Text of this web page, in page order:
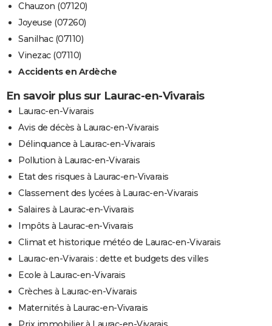
Chauzon (07120)
Joyeuse (07260)
Sanilhac (07110)
Vinezac (07110)
Accidents en Ardèche
En savoir plus sur Laurac-en-Vivarais
Laurac-en-Vivarais
Avis de décès à Laurac-en-Vivarais
Délinquance à Laurac-en-Vivarais
Pollution à Laurac-en-Vivarais
Etat des risques à Laurac-en-Vivarais
Classement des lycées à Laurac-en-Vivarais
Salaires à Laurac-en-Vivarais
Impôts à Laurac-en-Vivarais
Climat et historique météo de Laurac-en-Vivarais
Laurac-en-Vivarais : dette et budgets des villes
Ecole à Laurac-en-Vivarais
Crèches à Laurac-en-Vivarais
Maternités à Laurac-en-Vivarais